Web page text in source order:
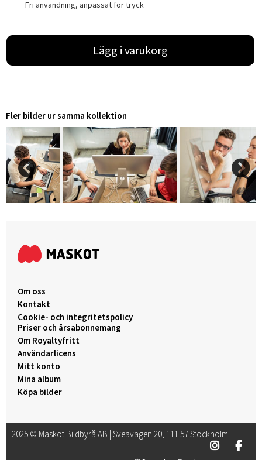
Fri användning, anpassat för tryck
Lägg i varukorg
Fler bilder ur samma kollektion
Om oss
Kontakt
Cookie- och integritetspolicy
Priser och årsabonnemang
Om Royaltyfritt
Användarlicens
Mitt konto
Mina album
Köpa bilder
2025 © Maskot Bildbyrå AB | Sveavägen 20, 111 57 Stockholm